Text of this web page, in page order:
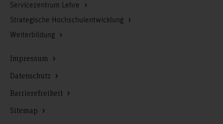
Servicezentrum Lehre
Strategische Hochschulentwicklung
Weiterbildung
Impressum
Datenschutz
Barrierefreiheit
Sitemap